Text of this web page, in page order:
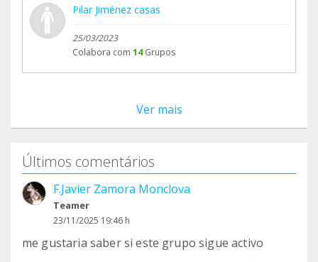
Pilar Jiménez casas
25/03/2023
Colabora com 14 Grupos
Ver mais
Últimos comentários
F.Javier Zamora Monclova
Teamer
23/11/2025 19:46 h
me gustaria saber si este grupo sigue activo